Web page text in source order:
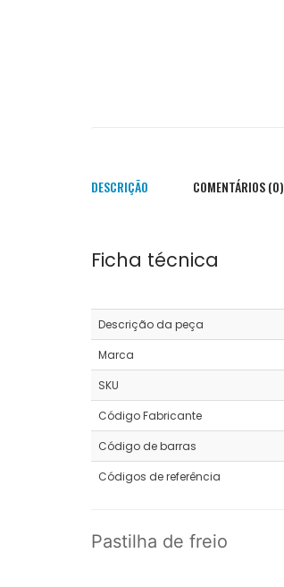
DESCRIÇÃO COMENTÁRIOS (0)
Ficha técnica
Descrição da peça
Marca
SKU
Código Fabricante
Código de barras
Códigos de referência
Pastilha de freio